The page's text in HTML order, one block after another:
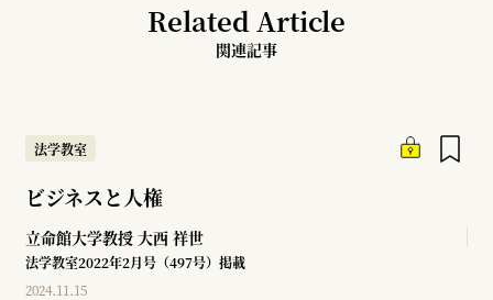
Related Article
関連記事
法学教室
ビジネスと人権
立命館大学教授 大西 祥世
法学教室2022年2月号（497号）掲載
2024.11.15